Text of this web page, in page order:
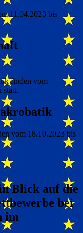
11.04.2023 bis
finden vom
statt.
vom 18.10.2023 bis
Blick auf die
bei
im